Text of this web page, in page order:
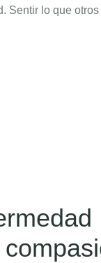
Sentir lo que